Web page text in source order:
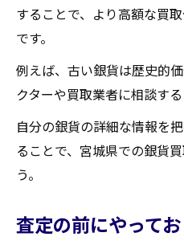
最新の銀貨買取相
相場情報の信頼性
相場チェックのタ
相場に影響を与え
最新の相場情報を
高額買取を実現す
することで、より高額な買
です。
例えば、古い銀貨は歴史的
クターや買取業者に相談する
自分の銀貨の詳細な情報を
ることで、宮城県での銀貨
う。
査定の前にやって